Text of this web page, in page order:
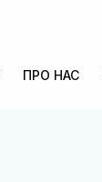
ПРО НАС